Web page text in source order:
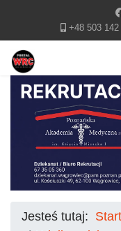
+48 503 142
Jesteś tutaj: Start